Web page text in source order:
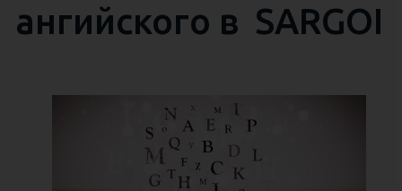
ангийского в SARGOI